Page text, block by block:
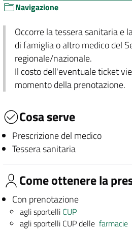
Navigazione
Occorre la tessera sanitaria e
di famiglia o altro medico del
regionale/nazionale.
Il costo dell'eventuale ticket
momento della prenotazione.
Cosa serve
Prescrizione del medico
Tessera sanitaria
Come ottenere la
Con prenotazione
agli sportelli CUP
agli sportelli CUP dellefarmacie